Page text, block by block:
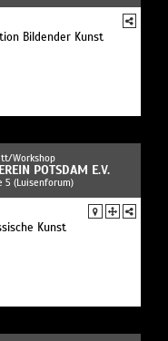
Bildender Kunst
Workshop
POTSDAM E.V.
5 (Luisenforum)
Kunst